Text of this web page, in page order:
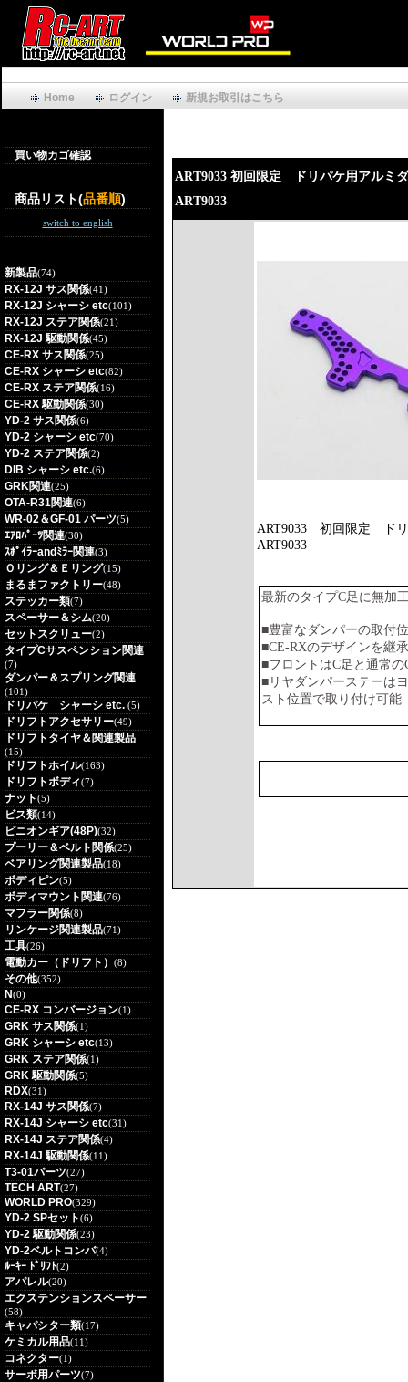
Home ログイン 新規お取引はこちら
買い物カゴ確認
商品リスト(品番順)
switch to english
新製品(74)
RX-12J サス関係(41)
RX-12J シャーシ etc(101)
RX-12J ステア関係(21)
RX-12J 駆動関係(45)
CE-RX サス関係(25)
CE-RX シャーシ etc(82)
CE-RX ステア関係(16)
CE-RX 駆動関係(30)
YD-2 サス関係(6)
YD-2 シャーシ etc(70)
YD-2 ステア関係(2)
DIB シャーシ etc.(6)
GRK関連(25)
OTA-R31関連(6)
WR-02＆GF-01 パーツ(5)
ｴｱﾛﾊﾟｰﾂ関連(30)
ｽﾎﾟｲﾗｰandﾐﾗｰ関連(3)
Ｏリング＆Ｅリング(15)
まるまファクトリー(48)
ステッカー類(7)
スペーサー＆シム(20)
セットスクリュー(2)
タイプCサスペンション関連
(7)
ダンパー＆スプリング関連
(101)
ドリパケ シャーシ etc. (5)
ドリフトアクセサリー(49)
ドリフトタイヤ＆関連製品
(15)
ドリフトホイル(163)
ドリフトボディ(7)
ナット(5)
ビス類(14)
ピニオンギア(48P)(32)
プーリー＆ベルト関係(25)
ベアリング関連製品(18)
ボディピン(5)
ボディマウント関連(76)
マフラー関係(8)
リンケージ関連製品(71)
工具(26)
電動カー（ドリフト） (8)
その他(352)
N(0)
CE-RX コンバージョン(1)
GRK サス関係(1)
GRK シャーシ etc(13)
GRK ステア関係(1)
GRK 駆動関係(5)
RDX(31)
RX-14J サス関係(7)
RX-14J シャーシ etc(31)
RX-14J ステア関係(4)
RX-14J 駆動関係(11)
T3-01パーツ(27)
TECH ART(27)
WORLD PRO(329)
YD-2 SPセット(6)
YD-2 駆動関係(23)
YD-2ベルトコンバ(4)
ﾙｰｷｰ ﾄﾞﾘﾌﾄ(2)
アパレル(20)
エクステンションスペーサー
(58)
キャパシター類(17)
ケミカル用品(11)
コネクター(1)
サーボ用パーツ(7)
ART9033 初回限定 ドリパケ用アル
ART9033
ART9033
初回限定 ド
ART9033
最新のタイプC足に無加
■豊富なダンパーの取付
■CE-RXのデザインを継
■フロントはC足と通常
■リヤダンパーステーは
スト位置で取り付け可能